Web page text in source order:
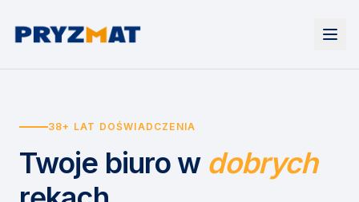
Urządzenia
Drukarki i urządzenia wielofunkcyjne
Etykiety i identyfikacja
Skanery i obieg dokumentów
Monitory interaktywne
Wynajem drukarek
Wynajem urządzeń biurowych
EZD RP
Misja szkoła
38+ LAT DOŚWIADCZENIA
Twoje biuro w dobrych